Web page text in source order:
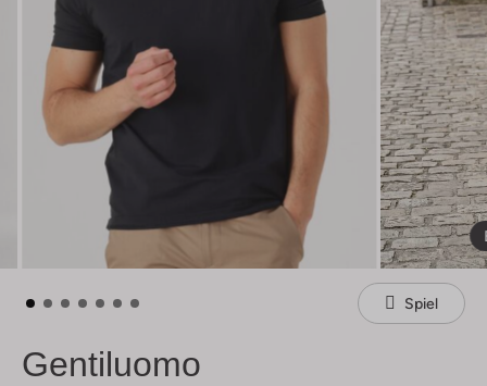
Spiel
Gentiluomo